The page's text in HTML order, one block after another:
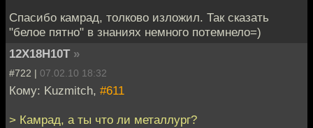
Спасибо камрад, толково изложил. Так сказать
"белое пятно" в знаниях немного потемнело=)
12Х18Н10Т »
#722 | 07.02.10 18:32
Кому: Kuzmitch, #611
> Камрад, а ты что ли металлург?